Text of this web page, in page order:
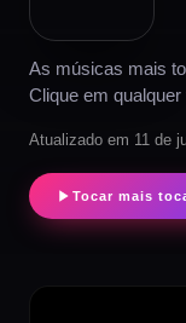
As músicas mais
Clique em
Atualizado em 11 de
Tocar mais